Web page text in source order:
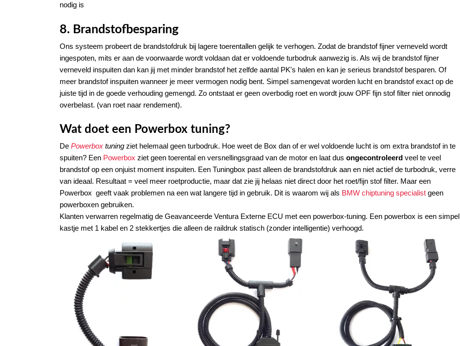
nodig is
8. Brandstofbesparing
Ons systeem probeert de brandstofdruk bij lagere toerentallen gelijk te verhogen. Zodat de brandstof fijner verneveld wordt
ingespoten, mits er aan de voorwaarde wordt voldaan dat er voldoende turbodruk aanwezig is. Als wij de brandstof fijner
verneveld inspuiten dan kan jij met minder brandstof het zelfde aantal PK's halen en kan je serieus brandstof besparen. Of
meer brandstof inspuiten wanneer je meer vermogen nodig bent. Simpel samengevat worden lucht en brandstof exact op de
juiste tijd in de goede verhouding gemengd. Zo ontstaat er geen overbodig roet en wordt jouw OPF fijn stof filter niet onnodig
overbelast. (van roet naar rendement).
Wat doet een Powerbox tuning?
De Powerbox tuning ziet helemaal geen turbodruk. Hoe weet de Box dan of er wel voldoende lucht is om extra brandstof in te
spuiten? Een Powerbox ziet geen toerental en versnellingsgraad van de motor en laat dus ongecontroleerd veel te veel
brandstof op een onjuist moment inspuiten. Een Tuningbox past alleen de brandstofdruk aan en niet actief de turbodruk, verre
van ideaal. Resultaat = veel meer roetproductie, maar dat zie jij helaas niet direct door het roet/fijn stof filter. Maar een
Powerbox geeft vaak problemen na een wat langere tijd in gebruik. Dit is waarom wij als BMW chiptuning specialist geen
powerboxen gebruiken.
Klanten verwarren regelmatig de Geavanceerde Ventura Externe ECU met een powerbox-tuning. Een powerbox is een simpel
kastje met 1 kabel en 2 stekkertjes die alleen de raildruk statisch (zonder intelligentie) verhoogd.